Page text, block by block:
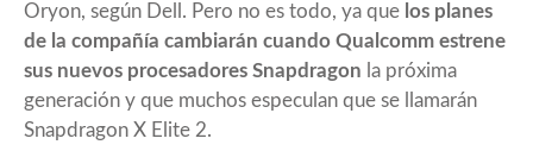
Oryon, según Dell. Pero no es todo, ya que los planes
de la compañía cambiarán cuando Qualcomm estrene
sus nuevos procesadores Snapdragon la próxima
generación y que muchos especulan que se llamarán
Snapdragon X Elite 2.